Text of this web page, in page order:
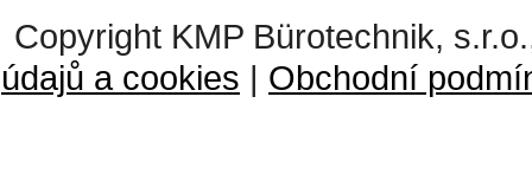
Copyright KMP Bürotechnik,
údajů a cookies | Obchodní